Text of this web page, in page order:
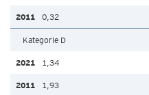
0,32
Kategorie D
1,34
1,93